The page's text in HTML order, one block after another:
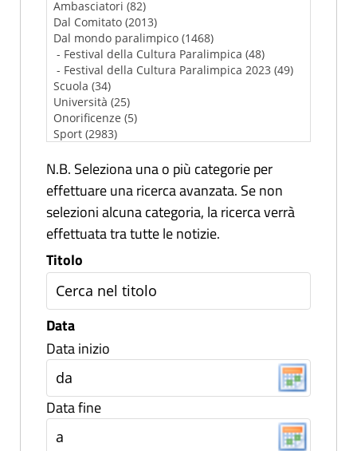
N.B. Seleziona una o più categorie per
effettuare una ricerca avanzata. Se non
selezioni alcuna categoria, la ricerca verrà
effettuata tra tutte le notizie.
Titolo
Data
Data inizio
Data fine